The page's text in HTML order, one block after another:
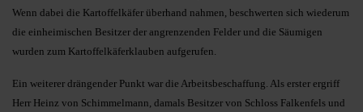
Wenn dabei die Kartoffelkäfer überhand nahmen, beschwerten sich wiederum
die einheimischen Besitzer der angrenzenden Felder und die Säumigen
wurden zum Kartoffelkäferklauben aufgerufen.
Ein weiterer drängender Punkt war die Arbeitsbeschaffung. Als erster ergriff
Herr Heinz von Schimmelmann, damals Besitzer von Schloss Falkenfels und